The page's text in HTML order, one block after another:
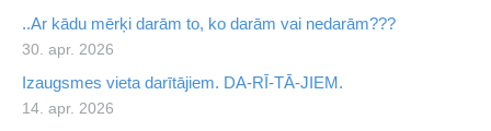
..Ar kādu mērķi darām to, ko darām vai nedarām???
30. apr. 2026
Izaugsmes vieta darītājiem. DA-RĪ-TĀ-JIEM.
14. apr. 2026